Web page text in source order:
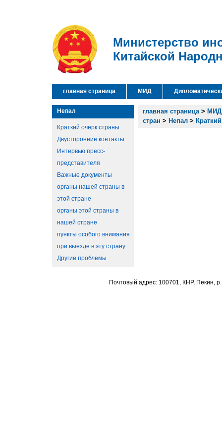
Министерство
Китайской
главная страница МИД
Непал
Краткий очерк страны
Двусторонние контакты
Интервью пресс-
представителя
Важные документы
органы нашей страны в
этой стране
органы этой страны в
нашей стране
пункты особого внимания
при выезде в эту страну
Другие проблемы
главная страница> МИД
стран > Непал >
Почтовый адрес: 100701, КНР, Пекин,